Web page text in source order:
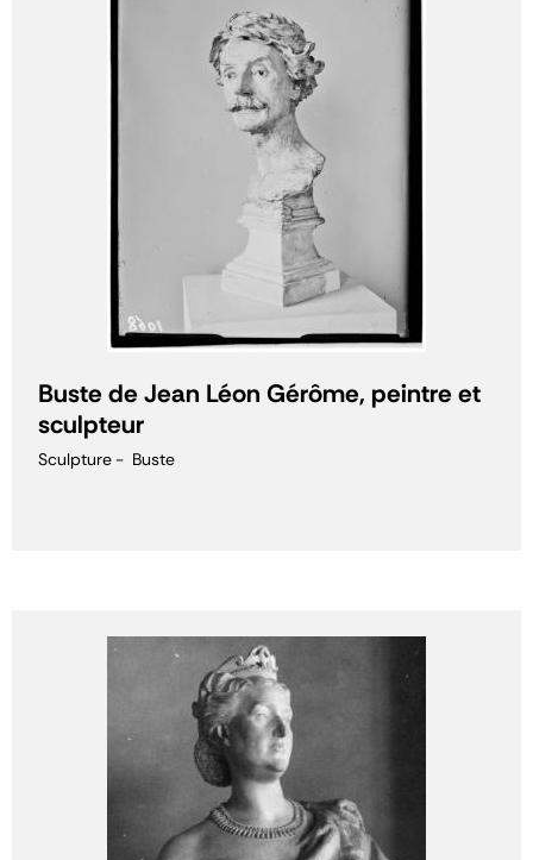
Buste de Jean Léon Gérôme, peintre et
sculpteur
Sculpture Buste